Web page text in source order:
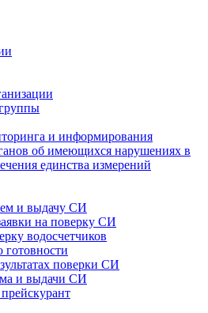
и информирования
об имеющихся нарушениях в
единства измерений
и выдачу СИ
на поверку СИ
водосчетчиков
поверки СИ
и выдачи СИ